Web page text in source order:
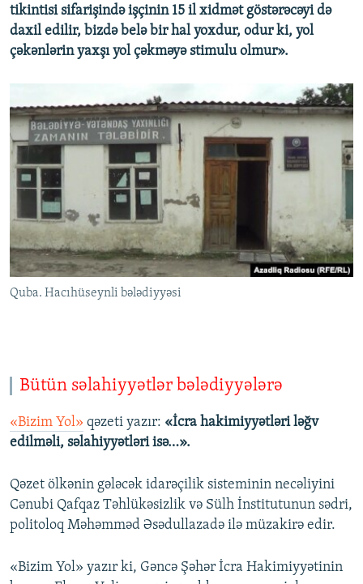
tikintisi sifarişində işçinin 15 il xidmət göstərəcəyi də
daxil edilir, bizdə belə bir hal yoxdur, odur ki, yol
çəkənlərin yaxşı yol çəkməyə stimulu olmur».
Quba. Hacıhüseynli bələdiyyəsi
Bütün səlahiyyətlər bələdiyyələrə
«Bizim Yol» qəzeti yazır: «İcra hakimiyyətləri ləğv
edilməli, səlahiyyətləri isə…».
Qəzet ölkənin gələcək idarəçilik sisteminin necəliyini
Cənubi Qafqaz Təhlükəsizlik və Sülh İnstitutunun sədri,
politoloq Məhəmməd Əsədullazadə ilə müzakirə edir.
«Bizim Yol» yazır ki, Gəncə Şəhər İcra Hakimiyyətinin